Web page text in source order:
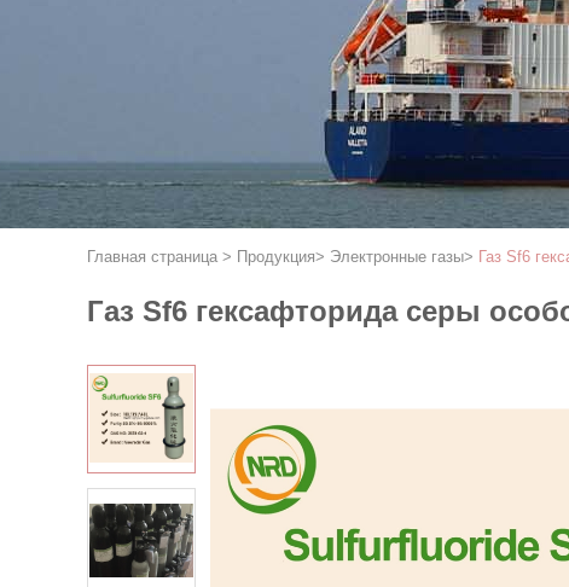
Главная страница > Продукция> Электронные газы> Газ Sf6
Газ Sf6 гексафторида серы